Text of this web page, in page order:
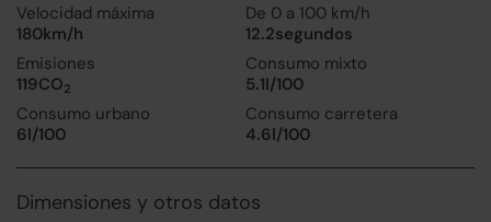
Velocidad máxima
180km/h
De 0 a 100 km/h
12.2segundos
Emisiones
119CO2
Consumo mixto
5.1l/100
Consumo urbano
6l/100
Consumo carretera
4.6l/100
Dimensiones y otros datos